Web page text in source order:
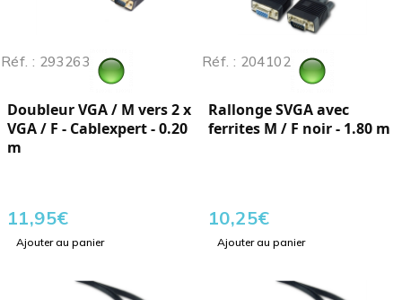
Réf. : 293263
Doubleur VGA / M vers 2 x
VGA / F - Cablexpert - 0.20
m
11,95€
Ajouter au panier
Réf. : 204102
Rallonge SVGA avec
ferrites M / F noir - 1.80 m
10,25€
Ajouter au panier